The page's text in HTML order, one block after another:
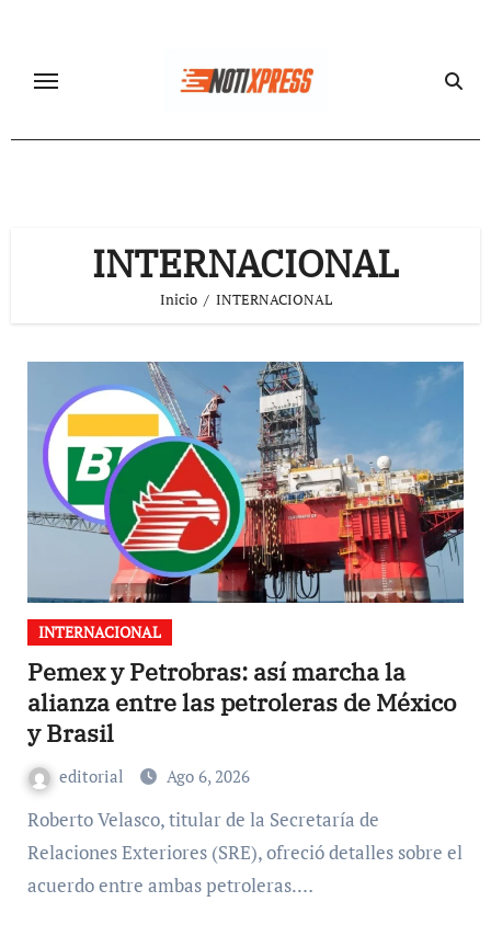
contenido
INTERNACIONAL
Inicio INTERNACIONAL
INTERNACIONAL
Pemex y Petrobras: así marcha la
alianza entre las petroleras de México
y Brasil
editorial Ago 6, 2026
Roberto Velasco, titular de la Secretaría de
Relaciones Exteriores (SRE), ofreció detalles sobre el
acuerdo entre ambas petroleras.…